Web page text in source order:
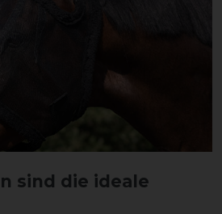
sind die ideale